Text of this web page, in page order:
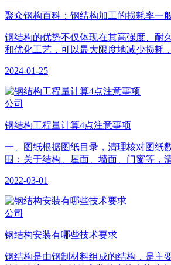
聚众钢构百科：钢结构加工的损耗率一
钢结构的优势不仅体现在其高强度、耐
和优化工艺，可以最大限度地减少损耗
2024-01-25
公司
钢结构工程量计算4点注意事项
一、图纸根据图纸目录，清理核对图纸
围：关于结构、屋面、墙面、门窗等，
2022-03-01
公司
钢结构安装有哪些技术要求
钢结构是由钢制材料组成的结构，是主